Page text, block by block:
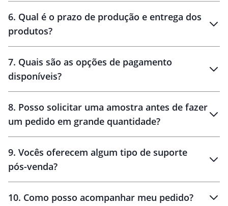
6. Qual é o prazo de produção e entrega dos
produtos?
10 dias
brinde
48 horas
7. Quais são as opções de pagamento
disponíveis?
8. Posso solicitar uma amostra antes de fazer
um pedido em grande quantidade?
amostras
9. Vocês oferecem algum tipo de suporte
pós-venda?
10. Como posso acompanhar meu pedido?